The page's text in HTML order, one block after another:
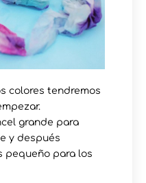
colores tendremos
grande para
y después
pequeño para los